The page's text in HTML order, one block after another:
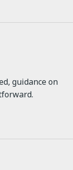
guidance on